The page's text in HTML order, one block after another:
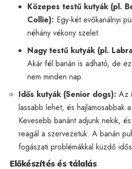
Közepes testű kutyák (pl.
Collie): Egy-két evőkanálnyi
néhány vékony szelet.
Nagy testű kutyák (pl.
Akár fél banán is adható, de
nem minden nap.
Idős kutyák (Senior dogs): Az
lassabb lehet, és hajlamosabbak
Kevesebb banánt adjunk nekik,
reagál a szervezetük. A banán
fogászati problémákkal küzdő
Előkészítés és tálalás